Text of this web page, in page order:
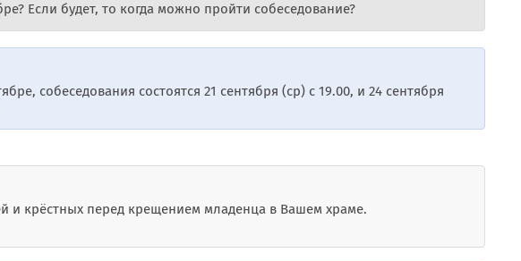
Если будет, то когда можно пройти собеседование?
собеседования состоятся 21 сентября (ср) с 19.00, и 24 сентября
и крёстных перед крещением младенца в Вашем храме.